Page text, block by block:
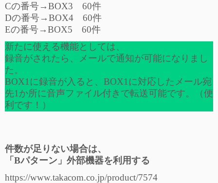
Cの番号→BOX3 60件
Dの番号→BOX4 60件
Eの番号→BOX5 60件
新たに使える機能としては、
録音がされたら、メールで通知が可能になりまし
た。
BOX1に録音が入ると、BOX1に対応したメール宛
先1か所に音声ファイル付きで転送可能です。（便
利です！）
件数が足りない場合は、
「Bパターン」外部機器を利用する
https://www.takacom.co.jp/product/7574